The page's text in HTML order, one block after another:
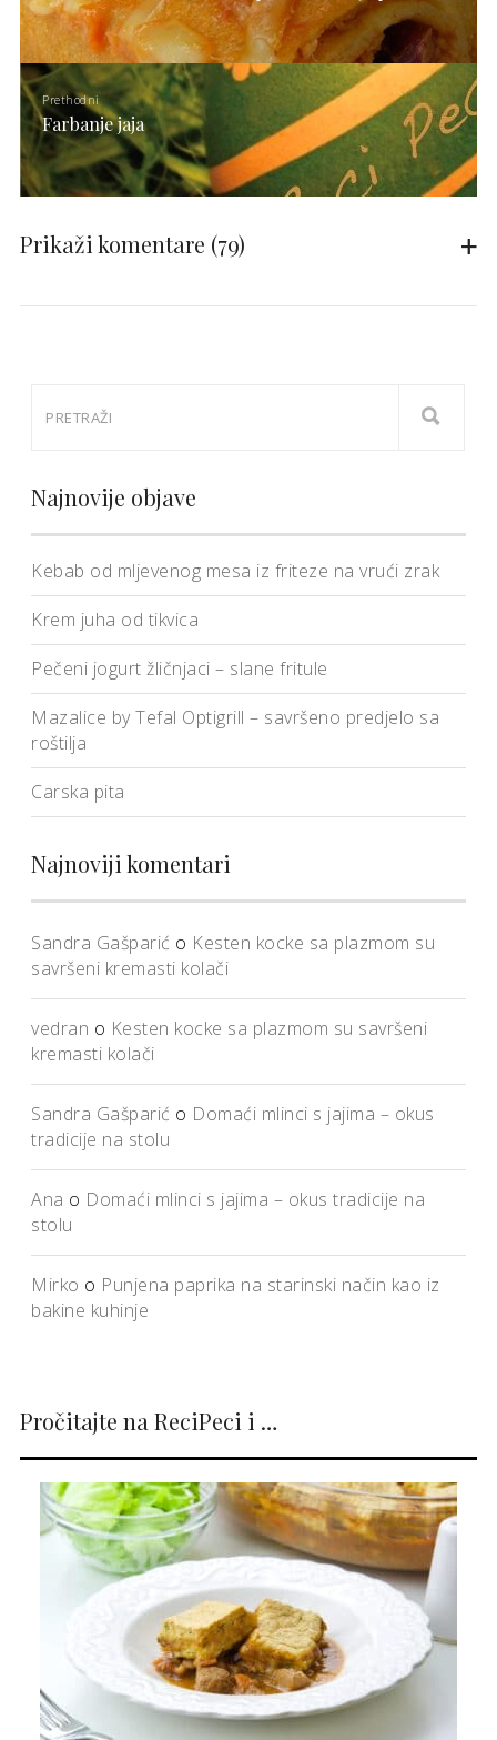
Prethodni
Farbanje jaja
Prikaži komentare (79)
Najnovije objave
Kebab od mljevenog mesa iz friteze na vrući zrak
Krem juha od tikvica
Pečeni jogurt žličnjaci – slane fritule
Mazalice by Tefal Optigrill – savršeno predjelo sa
roštilja
Carska pita
Najnoviji komentari
Sandra Gašparić o Kesten kocke sa plazmom su
savršeni kremasti kolači
vedran o Kesten kocke sa plazmom su savršeni
kremasti kolači
Sandra Gašparić o Domaći mlinci s jajima – okus
tradicije na stolu
Ana o Domaći mlinci s jajima – okus tradicije na
stolu
Mirko o Punjena paprika na starinski način kao iz
bakine kuhinje
Pročitajte na ReciPeci i …